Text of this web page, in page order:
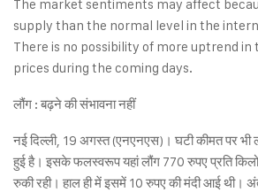
The market sentiments may affect
supply than the normal level in the
There is no possibility of more uptrend in
prices during the coming days.
लौंग : बढ़ने की संभावना नहीं
नई दिल्ली, 19 अगस्त (एनएनएस)। घटी कीमत पर भी
हुई है। इसके फलस्वरूप यहां लौंग 770 रुपए प्रति
रुकी रही। हाल ही में इसमें 10 रुपए की मंदी आई थी।